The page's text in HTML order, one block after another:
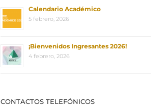
Calendario Académico
5 febrero, 2026
¡Bienvenidos Ingresantes 2026!
4 febrero, 2026
CONTACTOS TELEFÓNICOS